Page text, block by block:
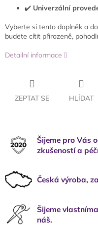
✔️ Univerzální
Vyberte si tento doplněk a
budete cítit přirozeně,
Detailní informace
ZEPTAT SE HLÍDAT
Šijeme pro Vás
zkušeností a
Česká výroba,
Šijeme
náš.